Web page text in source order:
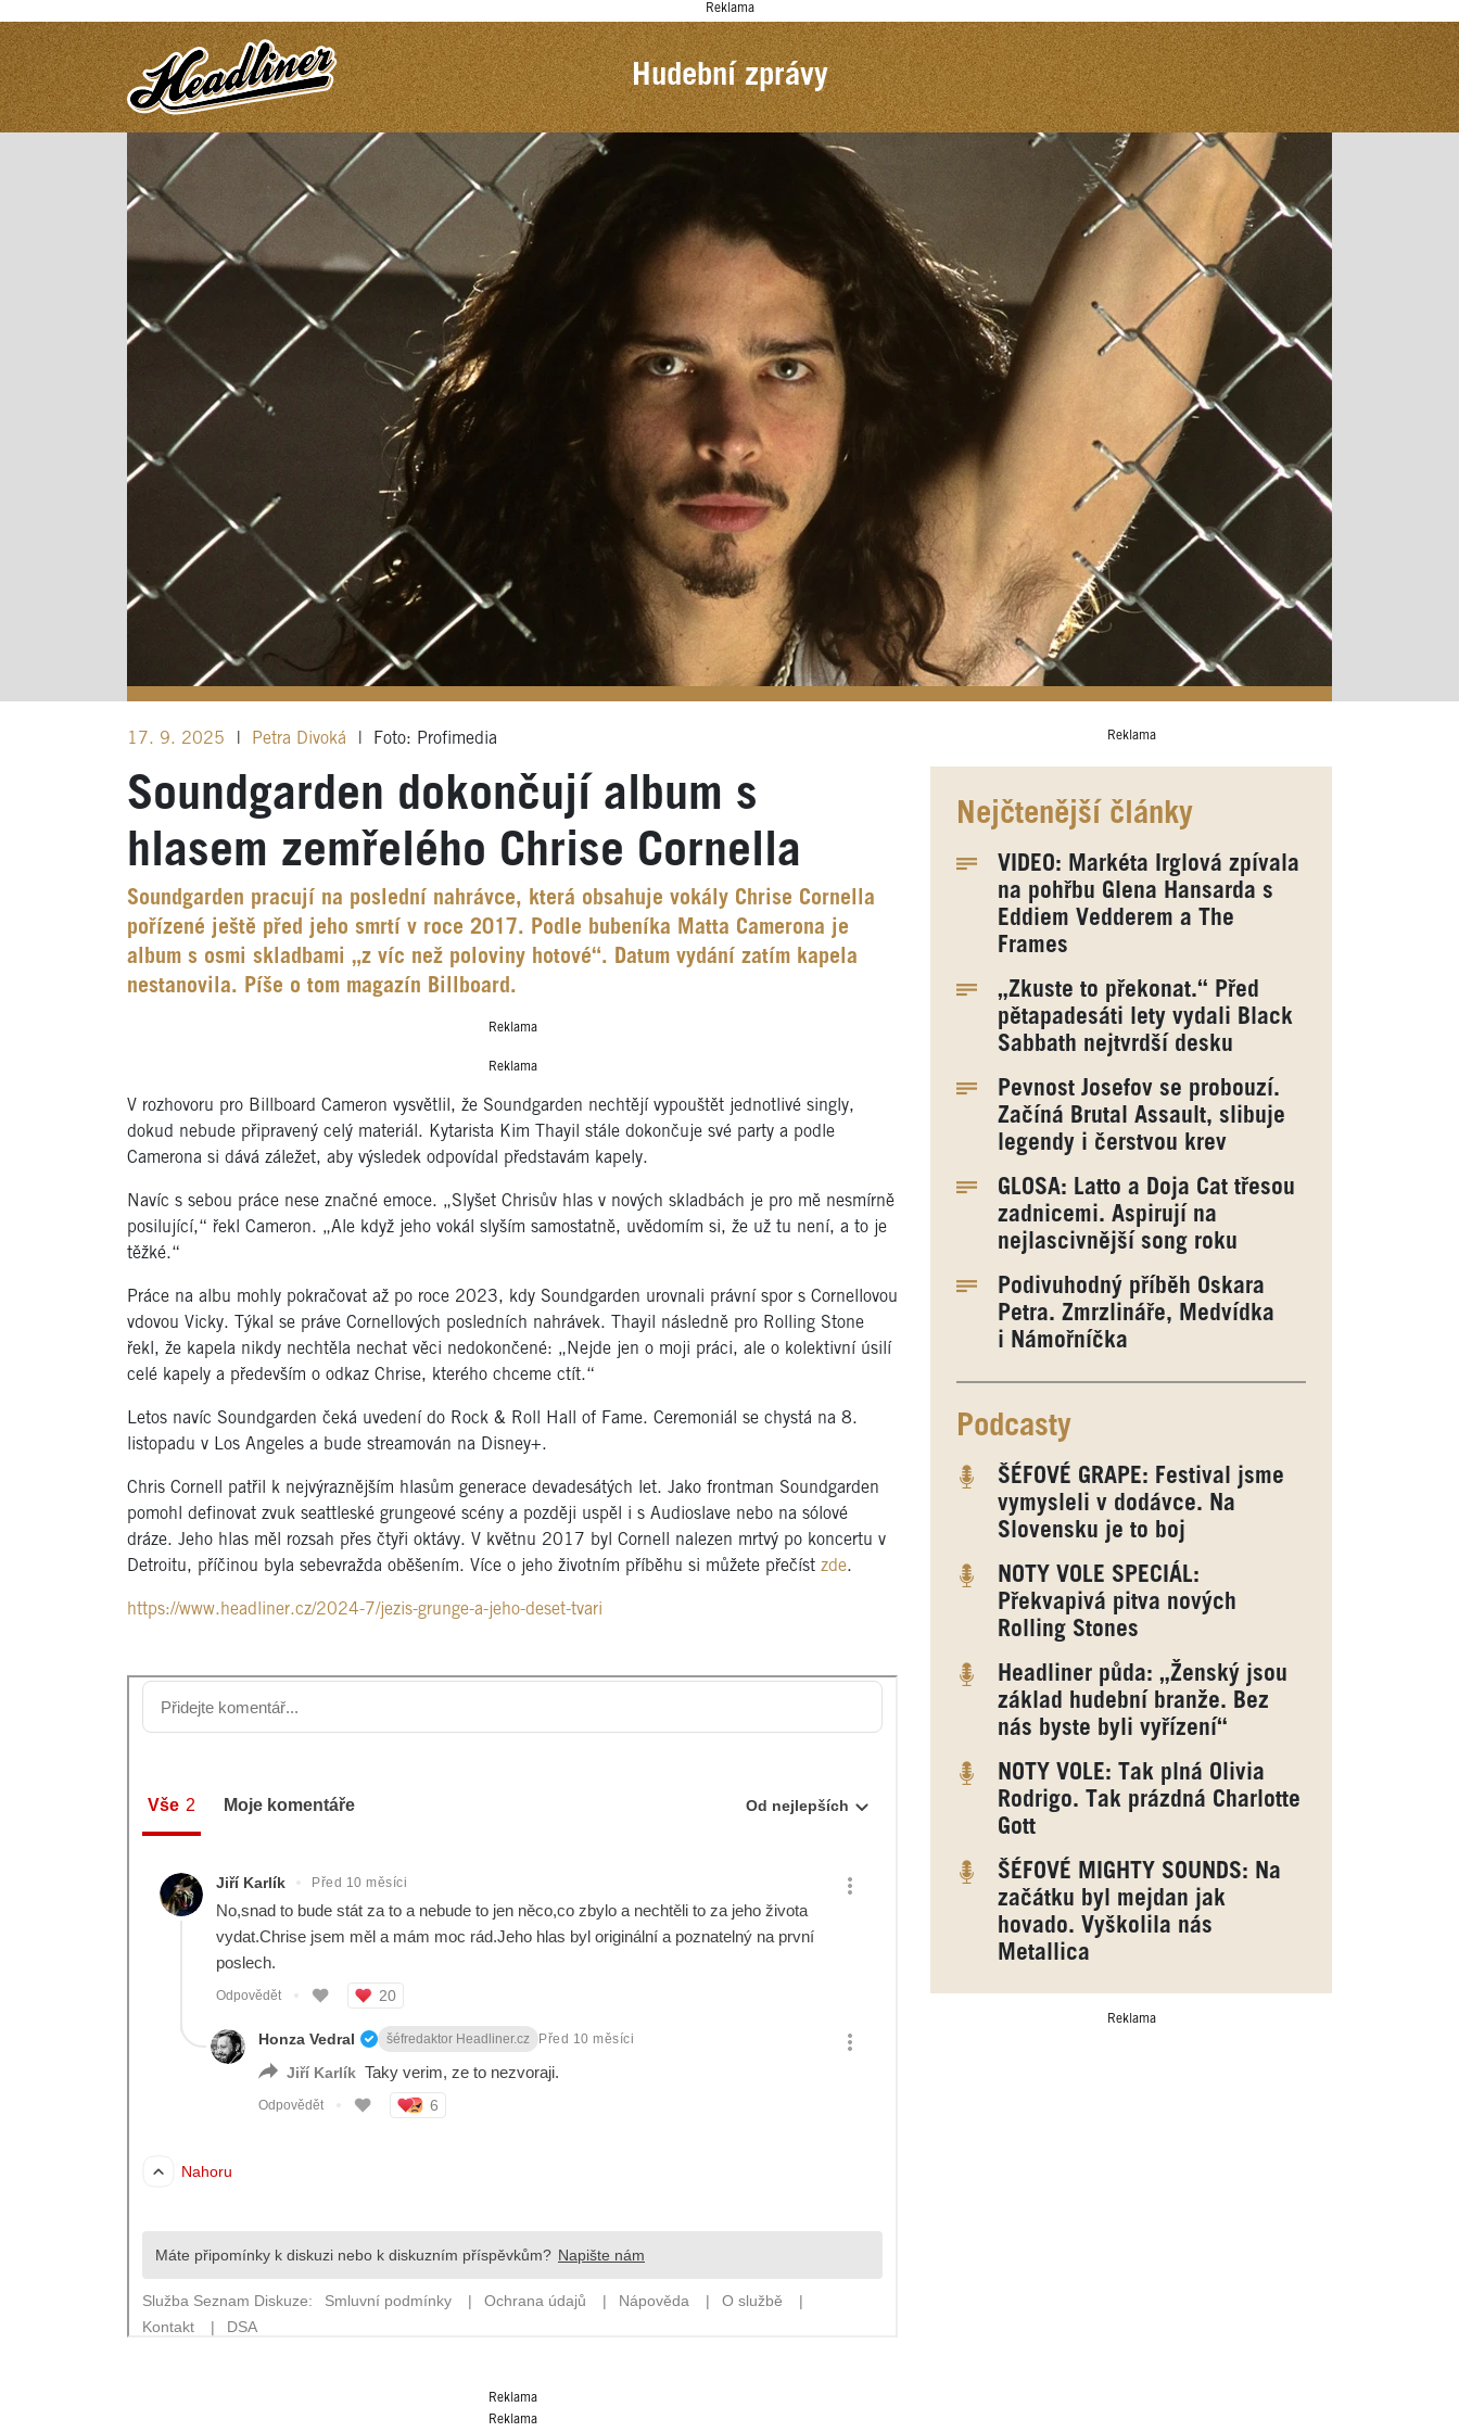
Reklama
Hudební zprávy
17. 9. 2025 Petra Divoká Foto: Profimedia
Soundgarden dokončují album s
hlasem zemřelého Chrise Cornella
Soundgarden pracují na poslední nahrávce, která obsahuje vokály Chrise Cornella
pořízené ještě před jeho smrtí v roce 2017. Podle bubeníka Matta Camerona je
album s osmi skladbami „z víc než poloviny hotové“. Datum vydání zatím kapela
nestanovila. Píše o tom magazín Billboard.
Reklama
Reklama
V rozhovoru pro Billboard Cameron vysvětlil, že Soundgarden nechtějí vypouštět jednotlivé singly,
dokud nebude připravený celý materiál. Kytarista Kim Thayil stále dokončuje své party a podle
Camerona si dává záležet, aby výsledek odpovídal představám kapely.
Navíc s sebou práce nese značné emoce. „Slyšet Chrisův hlas v nových skladbách je pro mě nesmírně
posilující,“ řekl Cameron. „Ale když jeho vokál slyším samostatně, uvědomím si, že už tu není, a to je
těžké.“
Práce na albu mohly pokračovat až po roce 2023, kdy Soundgarden urovnali právní spor s Cornellovou
vdovou Vicky. Týkal se práve Cornellových posledních nahrávek. Thayil následně pro Rolling Stone
řekl, že kapela nikdy nechtěla nechat věci nedokončené: „Nejde jen o moji práci, ale o kolektivní úsilí
celé kapely a především o odkaz Chrise, kterého chceme ctít.“
Letos navíc Soundgarden čeká uvedení do Rock & Roll Hall of Fame. Ceremoniál se chystá na 8.
listopadu v Los Angeles a bude streamován na Disney+.
Chris Cornell patřil k nejvýraznějším hlasům generace devadesátých let. Jako frontman Soundgarden
pomohl definovat zvuk seattleské grungeové scény a později uspěl i s Audioslave nebo na sólové
dráze. Jeho hlas měl rozsah přes čtyři oktávy. V květnu 2017 byl Cornell nalezen mrtvý po koncertu v
Detroitu, příčinou byla sebevražda oběšením. Více o jeho životním příběhu si můžete přečíst zde.
https://www.headliner.cz/2024-7/jezis-grunge-a-jeho-deset-tvari
Reklama
Reklama
Reklama
Nejčtenější články
VIDEO: Markéta Irglová zpívala
na pohřbu Glena Hansarda s
Eddiem Vedderem a The
Frames
„Zkuste to překonat.“ Před
pětapadesáti lety vydali Black
Sabbath nejtvrdší desku
Pevnost Josefov se probouzí.
Začíná Brutal Assault, slibuje
legendy i čerstvou krev
GLOSA: Latto a Doja Cat třesou
zadnicemi. Aspirují na
nejlascivnější song roku
Podivuhodný příběh Oskara
Petra. Zmrzlináře, Medvídka
i Námořníčka
Podcasty
ŠÉFOVÉ GRAPE: Festival jsme
vymysleli v dodávce. Na
Slovensku je to boj
NOTY VOLE SPECIÁL:
Překvapivá pitva nových
Rolling Stones
Headliner půda: „Ženský jsou
základ hudební branže. Bez
nás byste byli vyřízení“
NOTY VOLE: Tak plná Olivia
Rodrigo. Tak prázdná Charlotte
Gott
ŠÉFOVÉ MIGHTY SOUNDS: Na
začátku byl mejdan jak
hovado. Vyškolila nás
Metallica
Reklama